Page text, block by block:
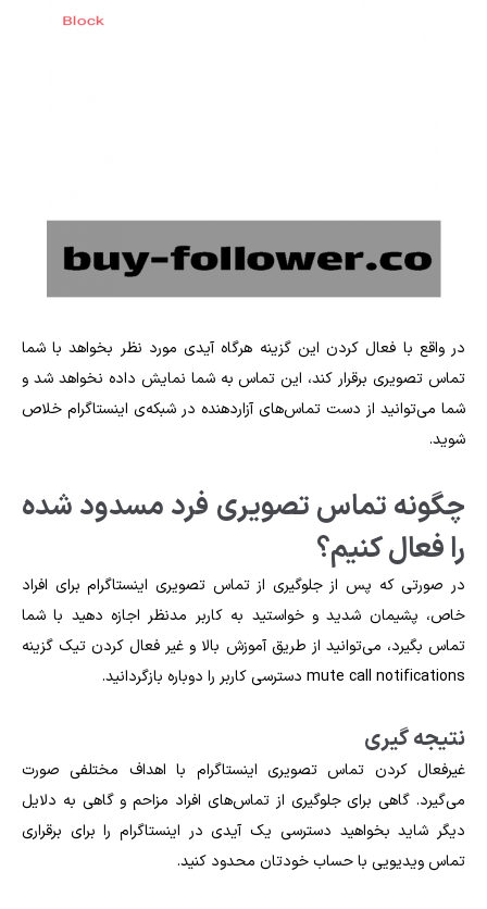
در واقع با فعال کردن این گزینه هرگاه آیدی مورد نظر بخواهد با شما
تماس تصویری برقرار کند، این تماس به شما نمایش داده نخواهد شد و
شما می‌توانید از دست تماس‌‌های آزاردهنده در شبکه‌ی اینستاگرام خلاص
شوید.
چگونه تماس تصویری فرد مسدود شده
را فعال کنیم؟
در صورتی که پس از جلوگیری از تماس تصویری اینستاگرام برای افراد
خاص، پشیمان شدید و خواستید به کاربر مدنظر اجازه دهید با شما
تماس بگیرد، می‌توانید از طریق آموزش بالا و غیر فعال کردن تیک گزینه
mute call notifications دسترسی کاربر را دوباره بازگردانید.
نتیجه گیری
غیرفعال کردن تماس تصویری اینستاگرام با اهداف مختلفی صورت
می‌گیرد. گاهی برای جلوگیری از تماس‌های افراد مزاحم و گاهی به دلایل
دیگر شاید بخواهید دسترسی یک آیدی در اینستاگرام را برای برقراری
تماس ویدیویی با حساب خودتان محدود کنید.